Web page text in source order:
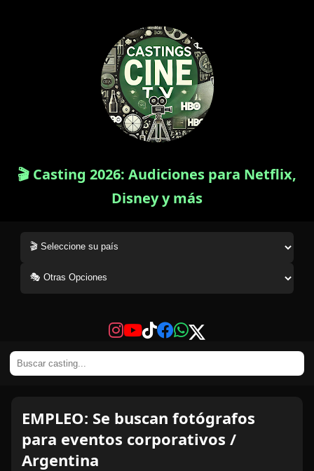
🎬 Casting 2026: Audiciones para Netflix,
Disney y más
EMPLEO: Se buscan fotógrafos
para eventos corporativos /
Argentina